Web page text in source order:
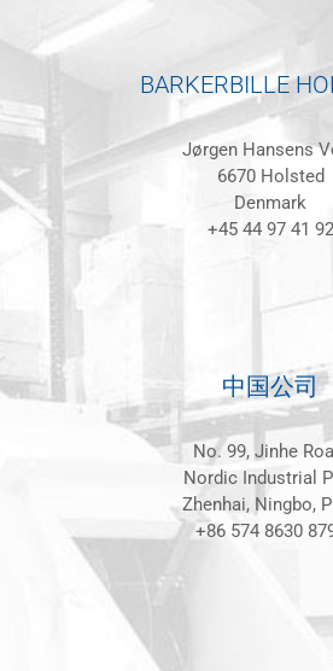
BARKERBILLE
Jørgen Hansens
6670 Holsted
Denmark
+45 44 97 41 92
中国公司
No. 99, Jinhe
Nordic Industrial
Zhenhai, Ningbo,
+86 574 8630